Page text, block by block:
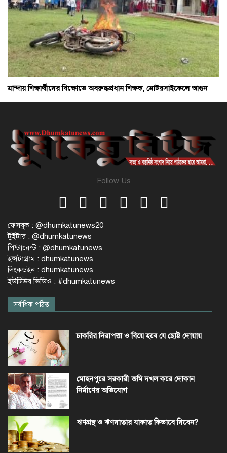
মান্দায় শিক্ষার্থীদের বিক্ষোভে অবরুদ্ধপ্রধান শিক্ষক, মোটরসাইকেলে আগুন
Follow Us
ফেসবুক : @dhumkatunews20
টুইটার : @dhumkatunews
পিন্টারেস্ট : @dhumkatunews
ইন্সটাগ্রাম : dhumkatunews
লিংকডইন : dhumkatunews
ইউটিউব ভিডিও : #dhumkatunews
সর্বাধিক পঠিত
চাকরির নিরাপত্তা ও বিয়ে হবে যে ছোট্ট দোয়ায়
মোহনপুরে সরকারী জমি দখল করে দোকান
নির্মাণের অভিযোগ
ঋণগ্রস্থ ও ঋণদাতার যাকাত কিভাবে দিবেন?